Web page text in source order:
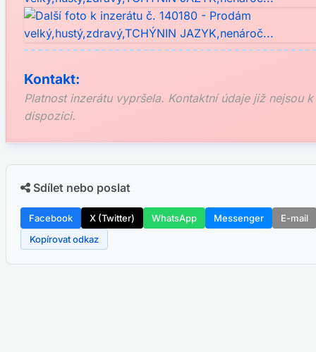
Kontakt:
Platnost inzerátu vypršela. Kontaktní údaje již nejsou k
dispozici.
Sdílet nebo poslat
Facebook X (Twitter) WhatsApp Messenger
E-mail
Kopírovat odkaz